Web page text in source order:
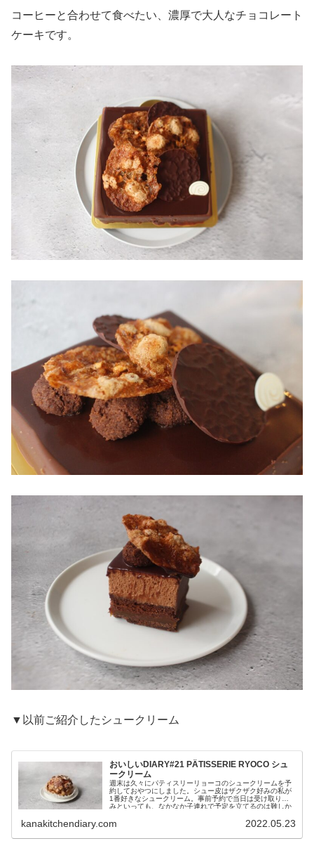
コーヒーと合わせて食べたい、濃厚で大人なチョコレート
ケーキです。
▼以前ご紹介したシュークリーム
おいしいDIARY#21 PÂTISSERIE RYOCO シュ
ークリーム
週末は久々にパティスリーリョーコのシュークリームを予
約しておやつにしました。シュー皮はザクザク好みの私が
1番好きなシュークリーム。事前予約で当日は受け取りの
みといっても、なかなか子連れで予定を立てるのは難しか
kanakitchendiary.com 2022.05.23